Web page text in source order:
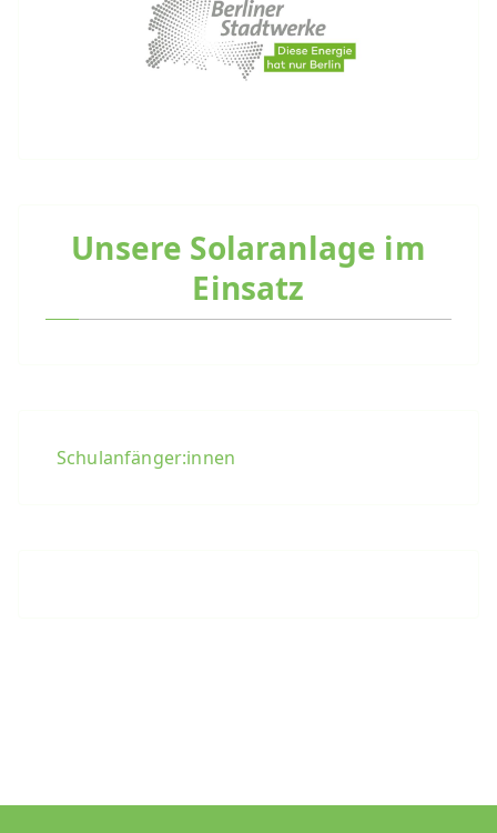
Unsere Solaranlage im
Einsatz
Schulanfänger:innen